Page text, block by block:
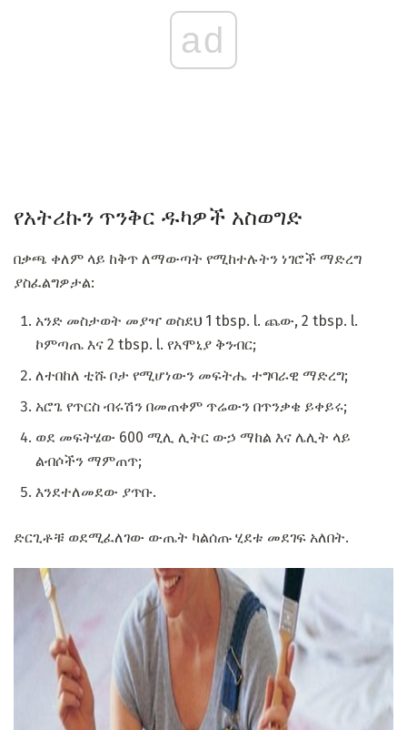
ad
የአትሪኩን ጥንቅር ዱካዎች አስወግድ
በቃጫ ቀለም ላይ ከቅጥ ለማውጣት የሚከተሉትን ነገሮች ማድረግ
ያስፈልግዎታል:
አንድ መስታወት መያዣ ወስደህ 1 tbsp. l. ጨው, 2 tbsp. l.
ኮምጣጤ እና 2 tbsp. l. የአሞኒያ ቅንብር;
ለተበከለ ቲሹ ቦታ የሚሆነውን መፍትሔ ተግባራዊ ማድረግ;
አሮጌ የጥርስ ብሩሽን በመጠቀም ጥሬውን በጥንቃቄ ይቀይሩ;
ወደ መፍትሄው 600 ሚሊ ሊትር ውኃ ማከል እና ሌሊት ላይ
ልብሶችን ማምጠጥ;
እንደተለመደው ያጥቡ.
ድርጊቶቹ ወደሚፈለገው ውጤት ካልሰጡ ሂደቱ መደገፍ አለበት.